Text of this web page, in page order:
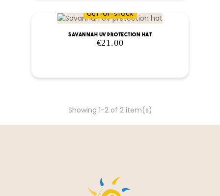
OUT-OF-STOCK
Savannah UV protection hat
Price
€21.00
Showing 1-2 of 2 item(s)